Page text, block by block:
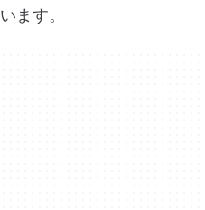
います。